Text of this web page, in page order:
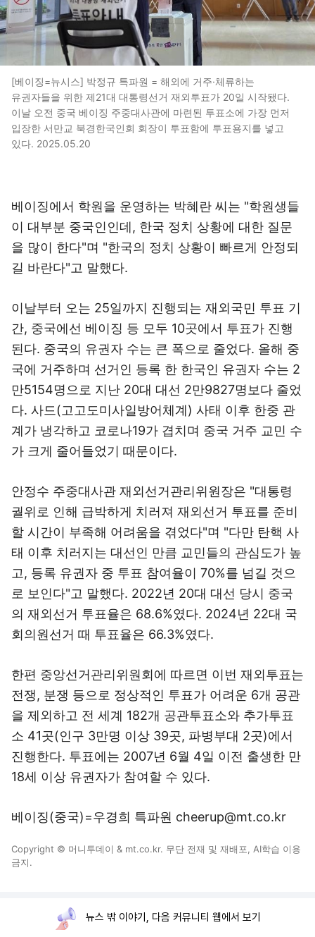
[베이징=뉴시스] 박정규 특파원 = 해외에 거주·체류하는
유권자들을 위한 제21대 대통령선거 재외투표가 20일 시작됐다.
이날 오전 중국 베이징 주중대사관에 마련된 투표소에 가장 먼저
입장한 서만교 북경한국인회 회장이 투표함에 투표용지를 넣고
있다. 2025.05.20
베이징에서 학원을 운영하는 박혜란 씨는 "학원생들
이 대부분 중국인인데, 한국 정치 상황에 대한 질문
을 많이 한다"며 "한국의 정치 상황이 빠르게 안정되
길 바란다"고 말했다.
이날부터 오는 25일까지 진행되는 재외국민 투표 기
간, 중국에선 베이징 등 모두 10곳에서 투표가 진행
된다. 중국의 유권자 수는 큰 폭으로 줄었다. 올해 중
국에 거주하며 선거인 등록 한 한국인 유권자 수는 2
만5154명으로 지난 20대 대선 2만9827명보다 줄었
다. 사드(고고도미사일방어체계) 사태 이후 한중 관
계가 냉각하고 코로나19가 겹치며 중국 거주 교민 수
가 크게 줄어들었기 때문이다.
안정수 주중대사관 재외선거관리위원장은 "대통령
궐위로 인해 급박하게 치러져 재외선거 투표를 준비
할 시간이 부족해 어려움을 겪었다"며 "다만 탄핵 사
태 이후 치러지는 대선인 만큼 교민들의 관심도가 높
고, 등록 유권자 중 투표 참여율이 70%를 넘길 것으
로 보인다"고 말했다. 2022년 20대 대선 당시 중국
의 재외선거 투표율은 68.6%였다. 2024년 22대 국
회의원선거 때 투표율은 66.3%였다.
한편 중앙선거관리위원회에 따르면 이번 재외투표는
전쟁, 분쟁 등으로 정상적인 투표가 어려운 6개 공관
을 제외하고 전 세계 182개 공관투표소와 추가투표
소 41곳(인구 3만명 이상 39곳, 파병부대 2곳)에서
진행한다. 투표에는 2007년 6월 4일 이전 출생한 만
18세 이상 유권자가 참여할 수 있다.
베이징(중국)=우경희 특파원 cheerup@mt.co.kr
Copyright © 머니투데이 & mt.co.kr. 무단 전재 및 재배포, AI학습 이용
금지.
뉴스 밖 이야기, 다음 커뮤니티 웹에서 보기